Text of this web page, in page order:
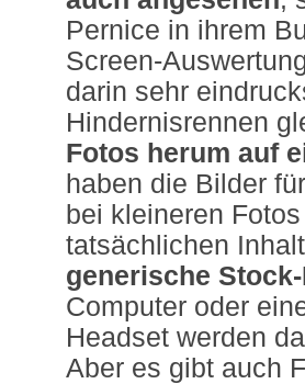
Pernice in ihrem
Screen-
darin sehr
Hindernisrennen
Fotos herum auf
haben die Bilder
bei kleineren
tatsächlichen
generische
Computer oder
Headset werden
Aber es gibt auch